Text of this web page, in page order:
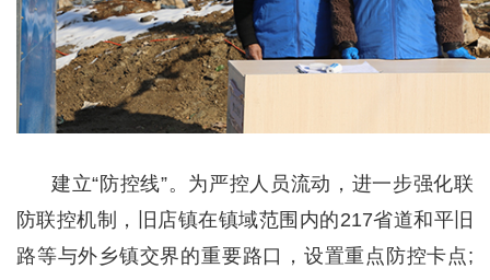
建立“防控线”。为严控人员流动，进一步强化联
防联控机制，旧店镇在镇域范围内的217省道和平旧
路等与外乡镇交界的重要路口，设置重点防控卡点;